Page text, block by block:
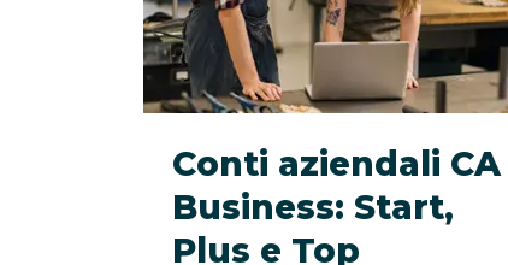
Conti aziendali CA
Business: Start,
Plus e Top